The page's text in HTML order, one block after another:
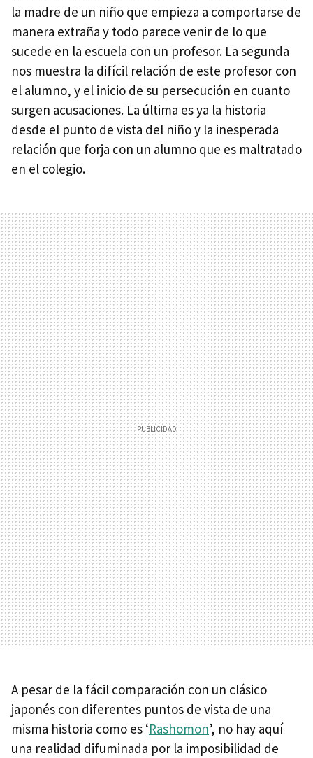
la madre de un niño que empieza a comportarse de
manera extraña y todo parece venir de lo que
sucede en la escuela con un profesor. La segunda
nos muestra la difícil relación de este profesor con
el alumno, y el inicio de su persecución en cuanto
surgen acusaciones. La última es ya la historia
desde el punto de vista del niño y la inesperada
relación que forja con un alumno que es maltratado
en el colegio.
A pesar de la fácil comparación con un clásico
japonés con diferentes puntos de vista de una
misma historia como es ‘Rashomon’, no hay aquí
una realidad difuminada por la imposibilidad de